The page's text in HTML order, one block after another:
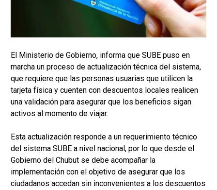
El Ministerio de Gobierno, informa que SUBE puso en
marcha un proceso de actualización técnica del sistema,
que requiere que las personas usuarias que utilicen la
tarjeta física y cuenten con descuentos locales realicen
una validación para asegurar que los beneficios sigan
activos al momento de viajar.
Esta actualización responde a un requerimiento técnico
del sistema SUBE a nivel nacional, por lo que desde el
Gobierno del Chubut se debe acompañar la
implementación con el objetivo de asegurar que los
ciudadanos accedan sin inconvenientes a los descuentos